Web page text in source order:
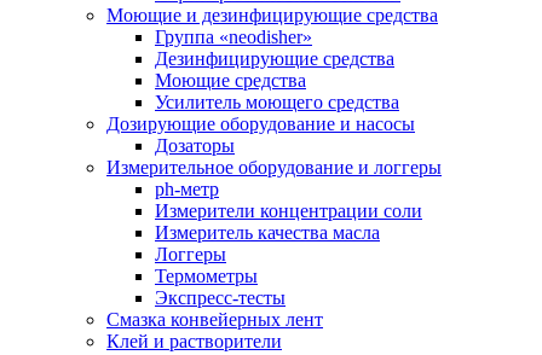
Моющие и дезинфицирующие средства
Группа «neodisher»
Дезинфицирующие средства
Моющие средства
Усилитель моющего средства
Дозирующие оборудование и насосы
Дозаторы
Измерительное оборудование и логгеры
ph-метр
Измерители концентрации соли
Измеритель качества масла
Логгеры
Термометры
Экспресс-тесты
Cмазка конвейерных лент
Клей и растворители